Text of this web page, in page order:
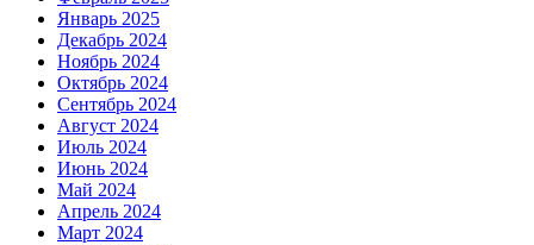
Январь 2025
Декабрь 2024
Ноябрь 2024
Октябрь 2024
Сентябрь 2024
Август 2024
Июль 2024
Июнь 2024
Май 2024
Апрель 2024
Март 2024